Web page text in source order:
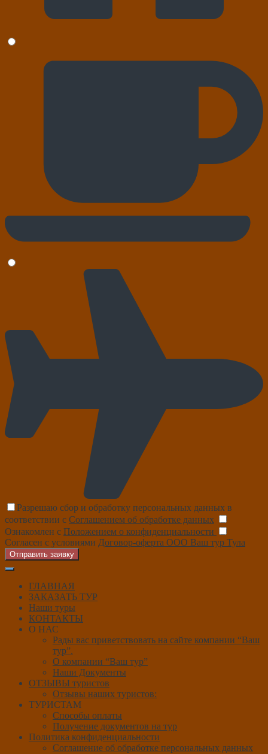
Разрешаю сбор и обработку персональных данных в
соответствии с Соглашением об обработке данных
Ознакомлен с Положением о конфиденциальности
Согласен с условиями Договор-оферта ООО Ваш тур Тула
Отправить заявку
ГЛАВНАЯ
ЗАКАЗАТЬ ТУР
Наши туры
КОНТАКТЫ
О НАС
Рады вас приветствовать на сайте компании “Ваш
тур”.
О компании “Ваш тур”
Наши Документы
ОТЗЫВЫ туристов
Отзывы наших туристов:
ТУРИСТАМ
Способы оплаты
Получение документов на тур
Политика конфиденциальности
Соглашение об обработке персональных данных